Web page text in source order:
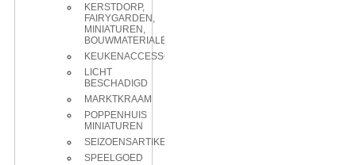
KERSTDORP,
FAIRYGARDEN,
MINIATUREN,
BOUWMATERIALEN
KEUKENACCESSOIRES
LICHT
BESCHADIGD
MARKTKRAAM
POPPENHUIS
MINIATUREN
SEIZOENSARTIKELEN
SPEELGOED